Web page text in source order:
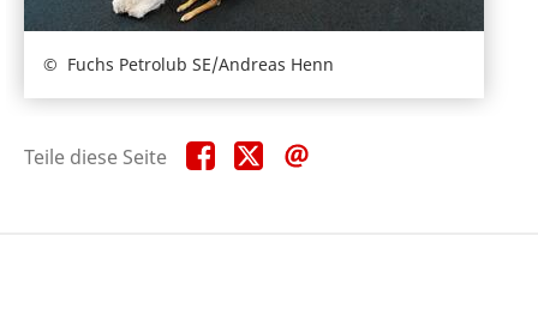
Fuchs Petrolub SE/Andreas Henn
Teile diese Seite Teile
diese
Teile
diese